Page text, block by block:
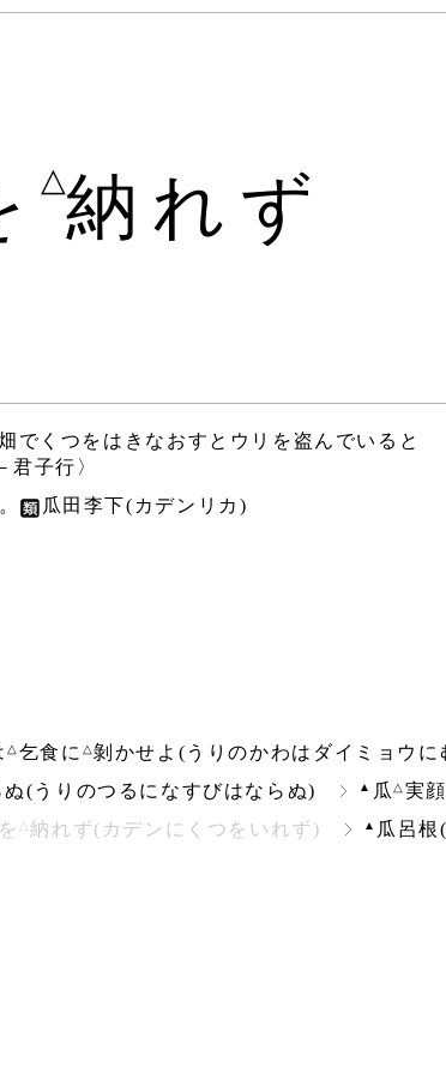
△納れず
でくつをはきなおすとウリを盗んでいると
子行〉
瓜田李下(カデンリカ)
△ 乞食に △剝かせよ(うりのかわはダイミョウに
(うりのつるになすびはならぬ) ▲ 瓜△ 実
△ 納れず(カデンにくつをいれず) ▲ 瓜呂根